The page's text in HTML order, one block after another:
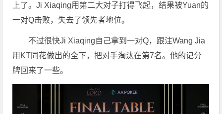
上了。Ji Xiaqing用第二大对子打得飞起，结果被Yuan的
一对Q击败，失去了领先者地位。
不过很快Ji Xiaqing自己拿到一对Q，跟注Wang Jia
用KT同花做出的全下，把对手淘汰在第7名。他的记分
牌回来了一些。